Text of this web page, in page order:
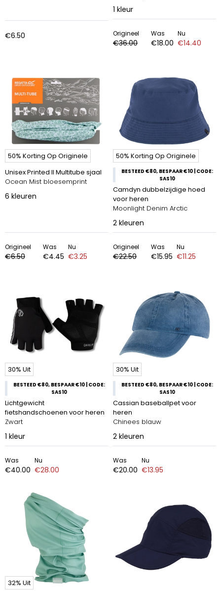
€6.50
1 kleur
Origineel
€36.00
Was
€18.00
Nu
€14.40
50% Korting Op Originele
Unisex Printed II Multitube sjaal
Ocean Mist bloesemprint
6 kleuren
Origineel
€6.50
Was
€4.45
Nu
€3.25
50% Korting Op Originele
BESTEED €80, BESPAAR €10 | CODE:
SAS10
Camdyn dubbelzijdige hoed
voor heren
Moonlight Denim Arctic
2 kleuren
Origineel
€22.50
Was
€15.95
Nu
€11.25
30% Uit
BESTEED €80, BESPAAR €10 | CODE:
SAS10
Lichtgewicht
fietshandschoenen voor heren
Zwart
1 kleur
Was
€40.00
Nu
€28.00
30% Uit
BESTEED €80, BESPAAR €10 | CODE:
SAS10
Cassian baseballpet voor
heren
Chinees blauw
2 kleuren
Was
€20.00
Nu
€13.95
32% Uit